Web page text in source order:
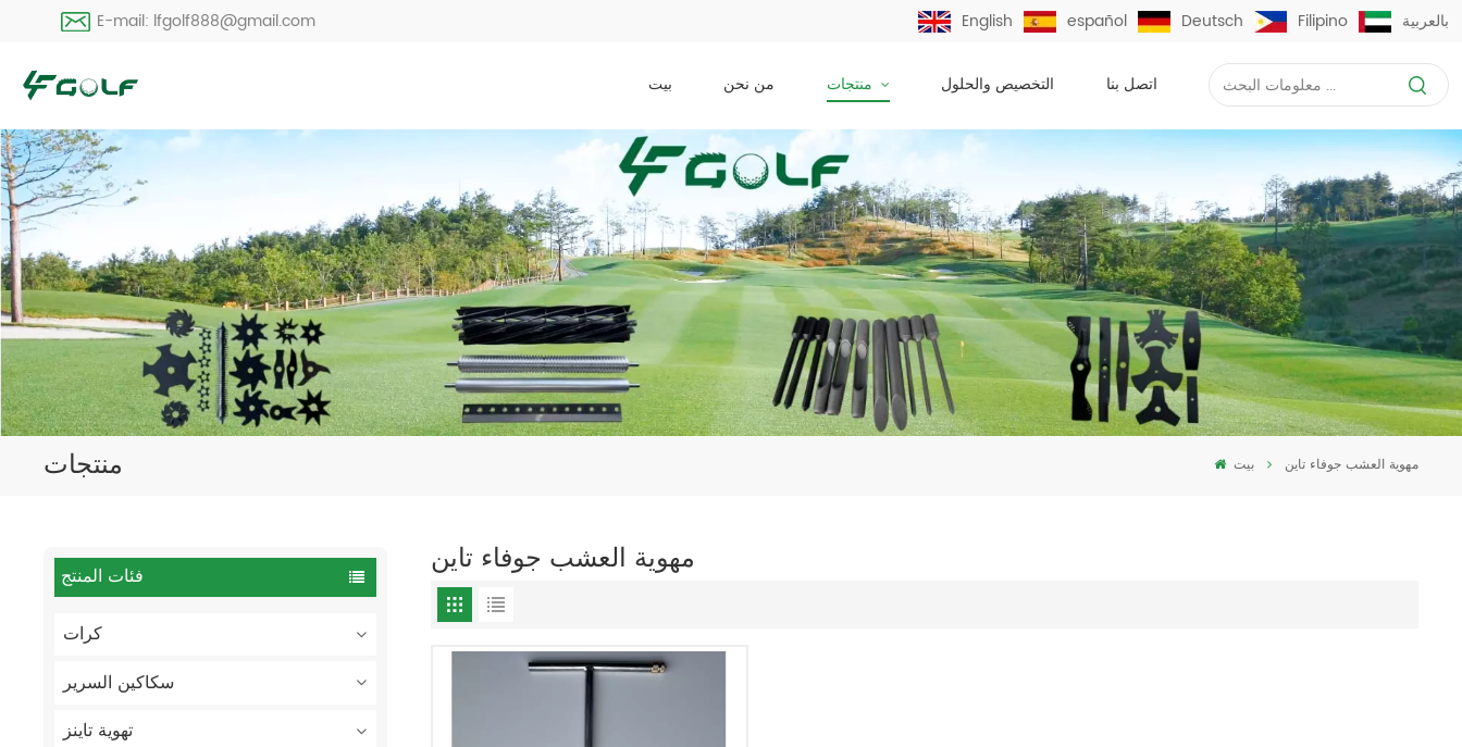
E-mail: lfgolf888@gmail.com English español Deutsch Filipino بالعربية
بيت من نحن التخصيص والحلول اتصل بنا
منتجات بيت مهوية العشب جوفاء تاين
فئات المنتج
كرات
سكاكين السرير
تهوية تاينز
مهوية العشب جوفاء تاين